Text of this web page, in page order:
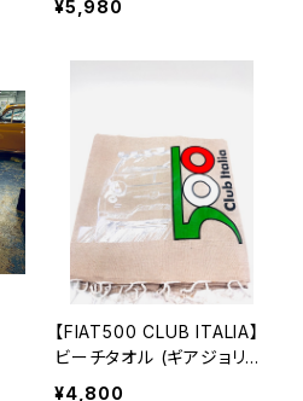
¥5,980
【FIAT500 CLUB ITALIA】
ビーチタオル (ギアジョリ
ー)プリント
¥4,800